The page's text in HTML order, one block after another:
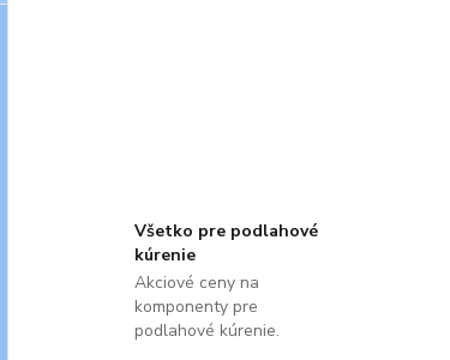
Všetko pre podlahové
kúrenie
Akciové ceny na
komponenty pre
podlahové kúrenie.